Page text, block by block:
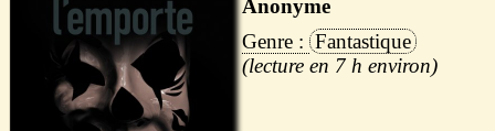
Anonyme
Fantastique
7 h